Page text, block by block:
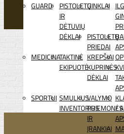
GUARD
PISTOLETŲ
IR
DĖTUVIŲ
DĖKLAI
GINKLAI
PISTOLETŲ
PRIEDAI
MEDICINATAKTINĖ
EKIPUOTĖ
KREPŠIAI
KUPRINĖS
DĖKLAI
SPORTUI SMULKUS
INVENTORIUS
VALYMO
PRIEMONĖS
IR
ĮRANKIAI
/